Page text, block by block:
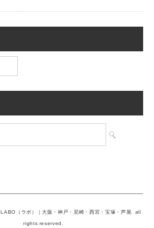
（ラボ）｜大阪・神戸・尼崎・西宮・宝塚・芦屋. all
rights reserved.